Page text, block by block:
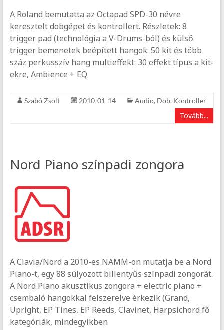
A Roland bemutatta az Octapad SPD-30 névre
keresztelt dobgépet és kontrollert. Részletek: 8
trigger pad (technológia a V-Drums-ból) és külső
trigger bemenetek beépített hangok: 50 kit és több
száz perkusszív hang multieffekt: 30 effekt típus a kit-
ekre, Ambience + EQ
Szabó Zsolt 2010-01-14 Audio, Dob, Kontroller
Tovább...
Nord Piano színpadi zongora
A Clavia/Nord a 2010-es NAMM-on mutatja be a Nord
Piano-t, egy 88 súlyozott billentyűs színpadi zongorát.
A Nord Piano akusztikus zongora + electric piano +
csembaló hangokkal felszerelve érkezik (Grand,
Upright, EP Tines, EP Reeds, Clavinet, Harpsichord fő
kategóriák, mindegyikben